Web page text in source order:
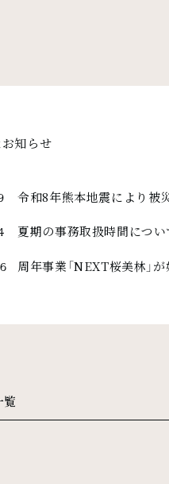
知らせ
令和8年熊本地震により被
夏期の事務取扱時間につい
周年事業「NEXT桜美林」
覧